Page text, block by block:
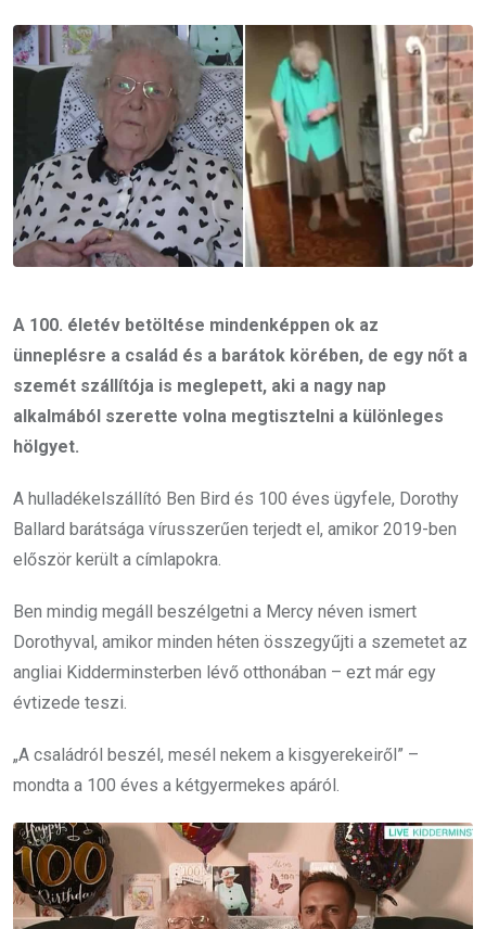
Email
A 100. életév betöltése mindenképpen ok az
ünneplésre a család és a barátok körében, de egy nőt a
szemét szállítója is meglepett, aki a nagy nap
alkalmából szerette volna megtisztelni a különleges
hölgyet.
A hulladékelszállító Ben Bird és 100 éves ügyfele, Dorothy
Ballard barátsága vírusszerűen terjedt el, amikor 2019-ben
először került a címlapokra.
Ben mindig megáll beszélgetni a Mercy néven ismert
Dorothyval, amikor minden héten összegyűjti a szemetet az
angliai Kidderminsterben lévő otthonában – ezt már egy
évtizede teszi.
„A családról beszél, mesél nekem a kisgyerekeiről” –
mondta a 100 éves a kétgyermekes apáról.